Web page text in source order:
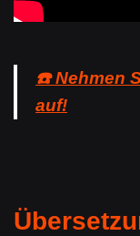
☎️ Nehmen
auf!